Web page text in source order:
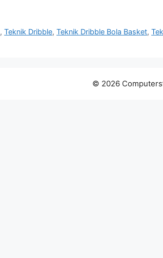
,Teknik Dribble,Teknik Dribble Bola Basket,
© 2026